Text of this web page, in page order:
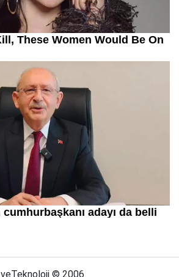
veTeknoloji © 2006